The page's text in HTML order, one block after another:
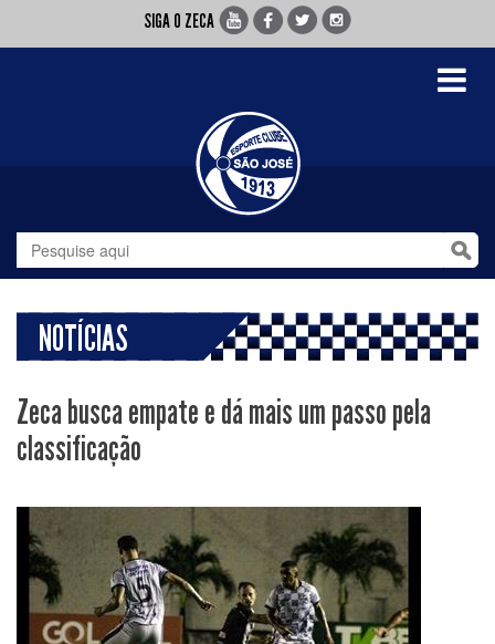
SIGA O ZECA
Toggle
NOTÍCIAS
Zeca busca empate e dá mais um passo pela
classificação